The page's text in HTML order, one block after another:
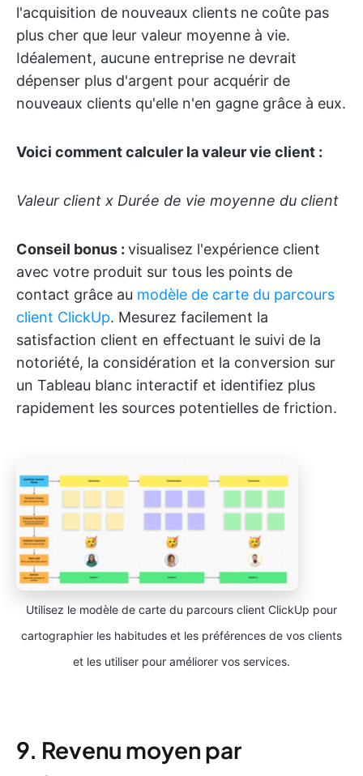
l'acquisition de nouveaux clients ne coûte pas
plus cher que leur valeur moyenne à vie.
Idéalement, aucune entreprise ne devrait
dépenser plus d'argent pour acquérir de
nouveaux clients qu'elle n'en gagne grâce à eux.
Voici comment calculer la valeur vie client :
Valeur client x Durée de vie moyenne du client
Conseil bonus : visualisez l'expérience client
avec votre produit sur tous les points de
contact grâce au modèle de carte du parcours
client ClickUp. Mesurez facilement la
satisfaction client en effectuant le suivi de la
notoriété, la considération et la conversion sur
un Tableau blanc interactif et identifiez plus
rapidement les sources potentielles de friction.
Utilisez le modèle de carte du parcours client ClickUp pour
cartographier les habitudes et les préférences de vos clients
et les utiliser pour améliorer vos services.
9. Revenu moyen par